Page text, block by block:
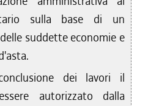
sulla base di un
suddette economie e
dei lavori il
autorizzato dalla